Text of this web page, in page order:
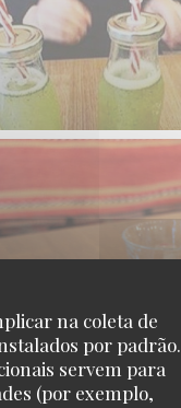
na coleta de
por padrão.
servem para
(por exemplo,